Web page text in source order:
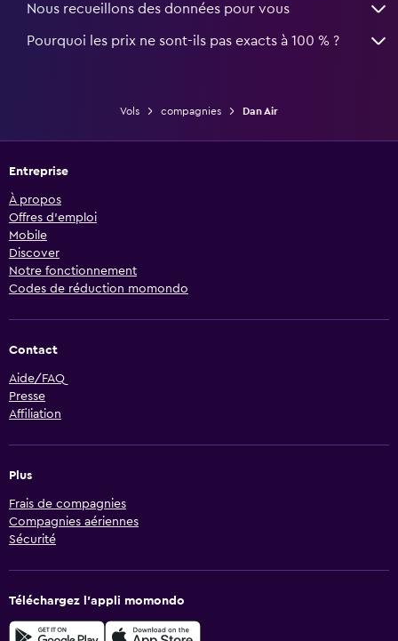
Nous recueillons des données pour vous
Pourquoi les prix ne sont-ils pas exacts à 100 % ?
Vols compagnies Dan Air
Entreprise
À propos
Offres d’emploi
Mobile
Discover
Notre fonctionnement
Codes de réduction momondo
Contact
Aide/FAQ
Presse
Affiliation
Plus
Frais de compagnies
Compagnies aériennes
Sécurité
Téléchargez l’appli momondo